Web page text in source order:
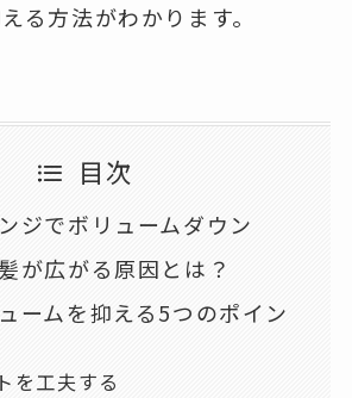
る方法がわかります。
目次
ジでボリュームダウン
が広がる原因とは？
ームを抑える5つのポイン
を工夫する